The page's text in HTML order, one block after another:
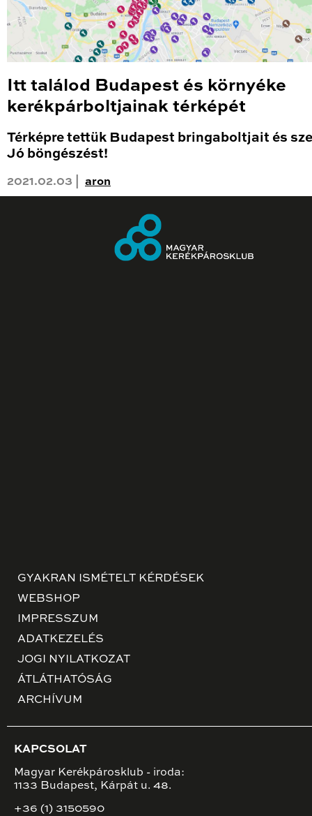
Itt találod Budapest és környéke
kerékpárboltjainak térképét
Térképre tettük Budapest bringaboltjait és
Jó böngészést!
2021.02.03 | aron
GYAKRAN ISMÉTELT KÉRDÉSEK
WEBSHOP
IMPRESSZUM
ADATKEZELÉS
JOGI NYILATKOZAT
ÁTLÁTHATÓSÁG
ARCHÍVUM
KAPCSOLAT
Magyar Kerékpárosklub - iroda:
1133 Budapest, Kárpát u. 48.
+36 (1) 3150590